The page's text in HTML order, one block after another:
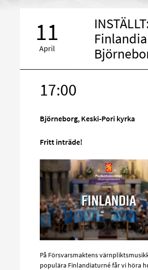
11
April
INSTÄLLT:
Finlandia
17:00
Björneborg, Keski-Pori kyrka
Fritt inträde!
På Försvarsmaktens
populära Finlandiaturné får vi höra